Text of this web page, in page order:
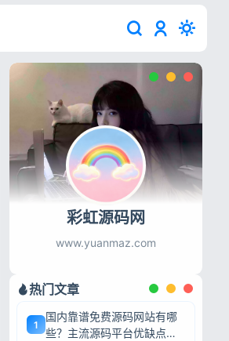
彩虹源码网
www.yuanmaz.com
热门文章
1
国内靠谱免费源码网站有哪
些？主流源码平台优缺点深